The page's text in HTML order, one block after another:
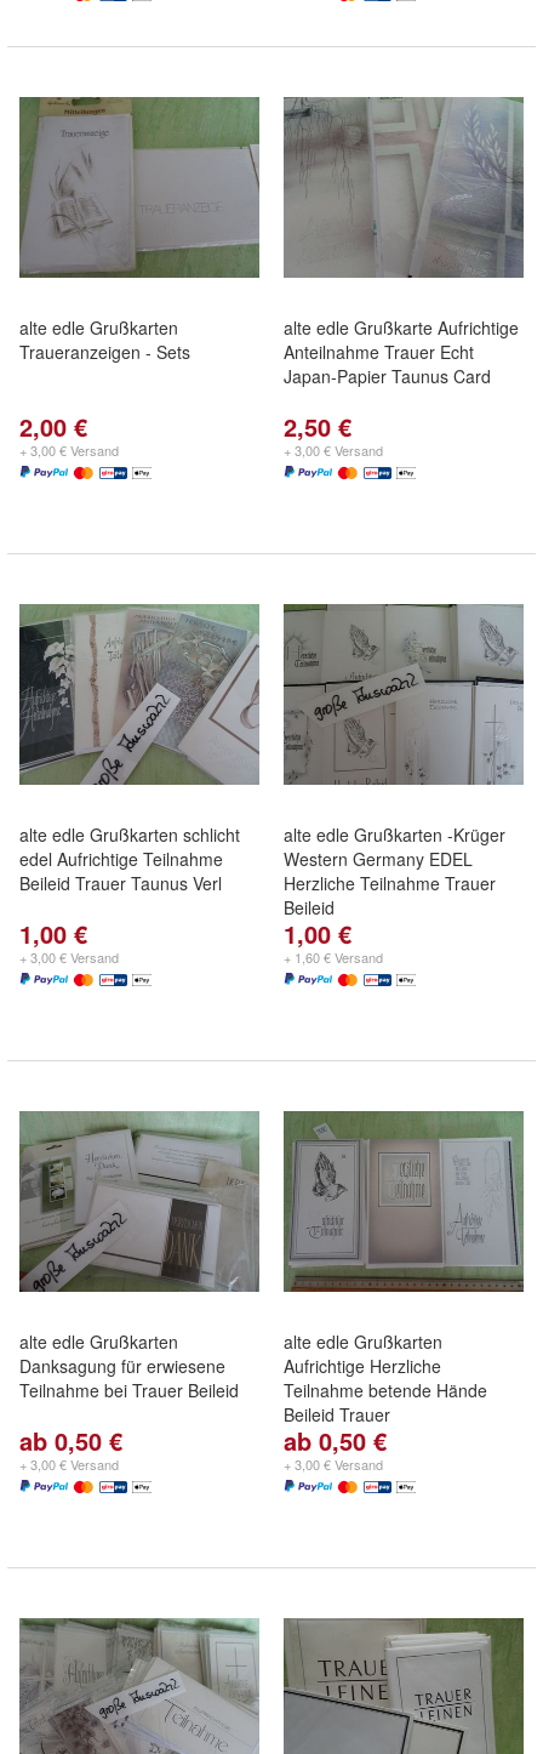
alte edle Grußkarten
Traueranzeigen - Sets
2,00 €
+ 3,00 € Versand
alte edle Grußkarte Aufrichtige
Anteilnahme Trauer Echt
Japan-Papier Taunus Card
2,50 €
+ 3,00 € Versand
alte edle Grußkarten schlicht
edel Aufrichtige Teilnahme
Beileid Trauer Taunus Verl
1,00 €
+ 3,00 € Versand
alte edle Grußkarten -Krüger
Western Germany EDEL
Herzliche Teilnahme Trauer
Beileid
1,00 €
+ 1,60 € Versand
alte edle Grußkarten
Danksagung für erwiesene
Teilnahme bei Trauer Beileid
ab 0,50 €
+ 3,00 € Versand
alte edle Grußkarten
Aufrichtige Herzliche
Teilnahme betende Hände
Beileid Trauer
ab 0,50 €
+ 3,00 € Versand